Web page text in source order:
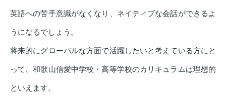
英語への苦手意識がなくなり、ネイティブな会話ができるよ
うになるでしょう。
将来的にグローバルな方面で活躍したいと考えている方にと
って、和歌山信愛中学校・高等学校のカリキュラムは理想的
といえます。